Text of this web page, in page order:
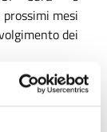
prossimi mesi
dei
iniziative già
i cittadini e i